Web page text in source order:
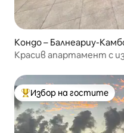
Кондо – Балнеариу-
Красив апартамент с
Най-популярен избор
Избор на гостите